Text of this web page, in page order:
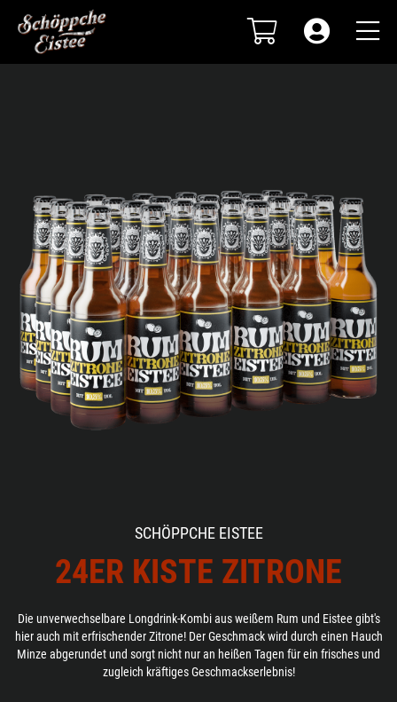
SCHÖPPCHE EISTEE
24ER KISTE ZITRONE
Die unverwechselbare Longdrink-Kombi aus weißem Rum und Eistee gibt's
hier auch mit erfrischender Zitrone! Der Geschmack wird durch einen Hauch
Minze abgerundet und sorgt nicht nur an heißen Tagen für ein frisches und
zugleich kräftiges Geschmackserlebnis!